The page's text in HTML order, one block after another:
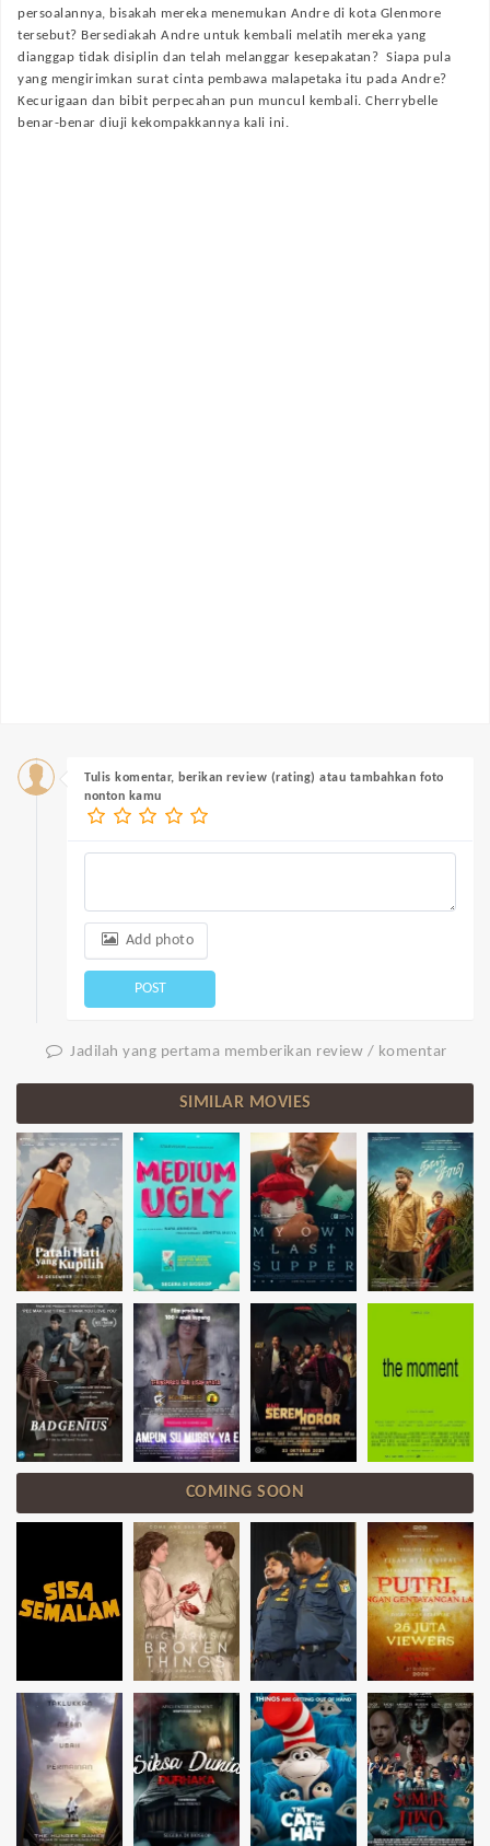
persoalannya, bisakah mereka menemukan Andre di kota Glenmore
tersebut? Bersediakah Andre untuk kembali melatih mereka yang
dianggap tidak disiplin dan telah melanggar kesepakatan? Siapa pula
yang mengirimkan surat cinta pembawa malapetaka itu pada Andre?
Kecurigaan dan bibit perpecahan pun muncul kembali. Cherrybelle
benar-benar diuji kekompakkannya kali ini.
Tulis komentar, berikan review (rating) atau tambahkan foto
nonton kamu
Add photo
POST
Jadilah yang pertama memberikan review / komentar
SIMILAR MOVIES
COMING SOON